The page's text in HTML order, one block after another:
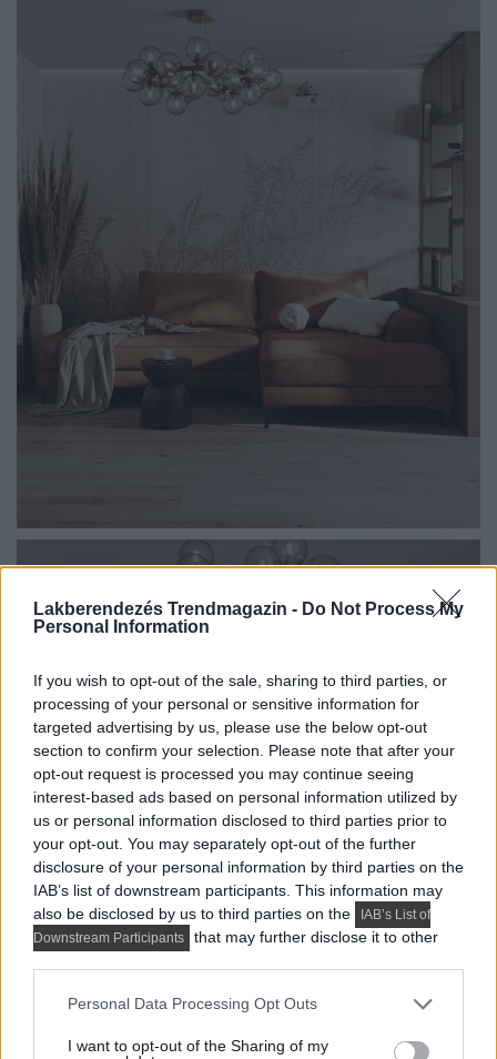
Lakberendezés Trendmagazin - Do Not Process My
Personal Information
If you wish to opt-out of the sale, sharing to third parties, or
processing of your personal or sensitive information for
targeted advertising by us, please use the below opt-out
section to confirm your selection. Please note that after your
opt-out request is processed you may continue seeing
interest-based ads based on personal information utilized by
us or personal information disclosed to third parties prior to
your opt-out. You may separately opt-out of the further
disclosure of your personal information by third parties on the
IAB’s list of downstream participants. This information may
also be disclosed by us to third parties on the
IAB’s List of
Downstream Participants
that may further disclose it to other
Please note that this website/app uses one or more Google
not limited to your visit or usage behaviour. You may click to
Personal Data Processing Opt Outs
I want to opt-out of the Sharing of my